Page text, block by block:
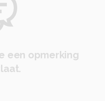
een opmerking